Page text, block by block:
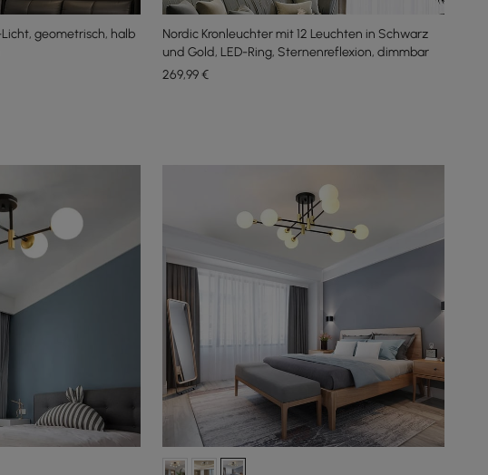
geometrisch, halb
Nordic Kronleuchter mit 12 Leuchten in Schwarz
und Gold, LED-Ring, Sternenreflexion, dimmbar
269,99€